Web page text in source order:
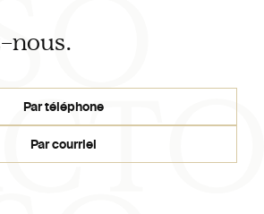
nous.
Par téléphone
Par courriel